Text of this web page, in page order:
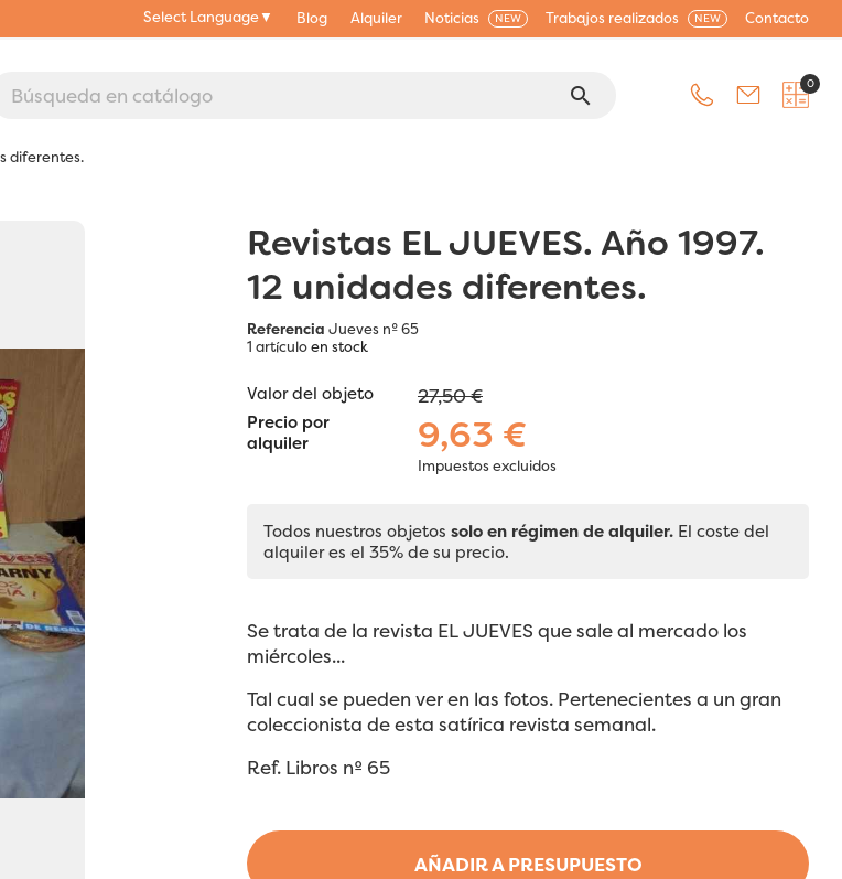
Select Language▼ Blog Alquiler Noticias NEW Trabajos realizados NEW Contacto
search 0
diferentes.
Revistas EL JUEVES. Año 1997.
12 unidades diferentes.
Referencia Jueves nº 65
1 artículoen stock
AÑADIR A PRESUPUESTO
Valor del objeto 27,50 €
Precio por
alquiler
9,63 €
Impuestos excluidos
Todos nuestros objetos solo en régimen de alquiler. El coste del
alquiler es el 35% de su precio.
Se trata de la revista EL JUEVES que sale al mercado los
miércoles...
Tal cual se pueden ver en las fotos. Pertenecientes a un gran
coleccionista de esta satírica revista semanal.
Ref. Libros nº 65